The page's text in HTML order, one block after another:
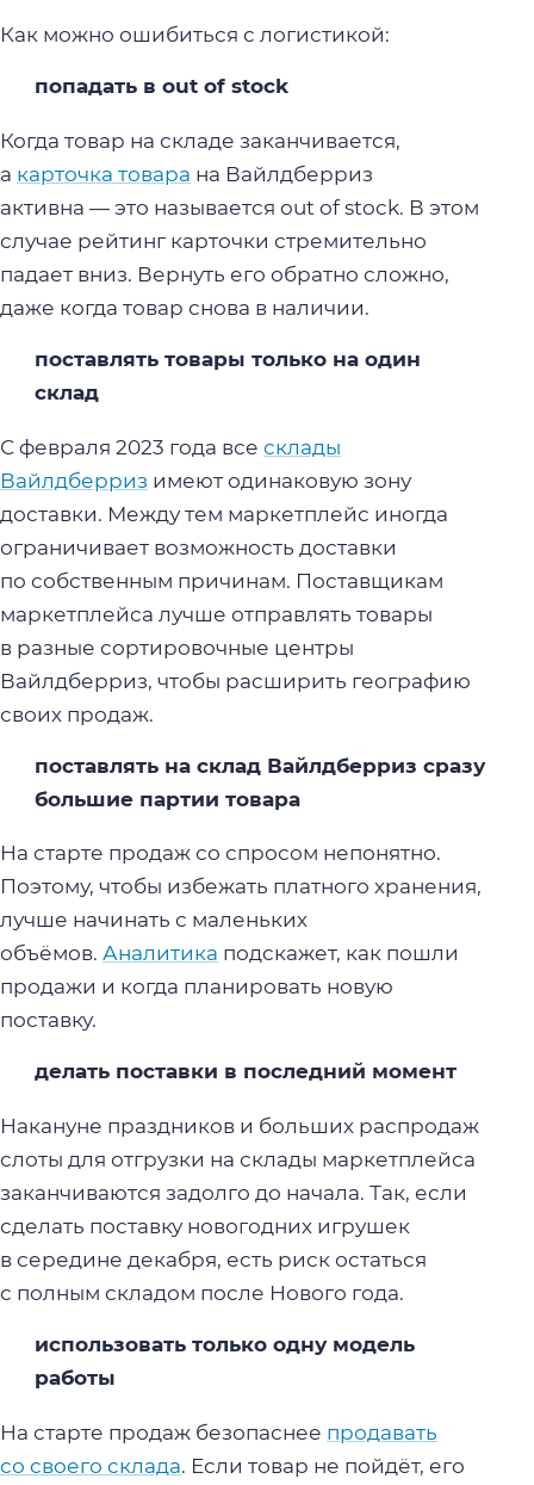
Как можно ошибиться с логистикой:
попадать в out of stock
Когда товар на складе заканчивается,
а карточка товара на Вайлдберриз
активна — это называется out of stock. В этом
случае рейтинг карточки стремительно
падает вниз. Вернуть его обратно сложно,
даже когда товар снова в наличии.
поставлять товары только на один
склад
С февраля 2023 года все склады
Вайлдберриз имеют одинаковую зону
доставки. Между тем маркетплейс иногда
ограничивает возможность доставки
по собственным причинам. Поставщикам
маркетплейса лучше отправлять товары
в разные сортировочные центры
Вайлдберриз, чтобы расширить географию
своих продаж.
поставлять на склад Вайлдберриз сразу
большие партии товара
На старте продаж со спросом непонятно.
Поэтому, чтобы избежать платного хранения,
лучше начинать с маленьких
объёмов. Аналитика подскажет, как пошли
продажи и когда планировать новую
поставку.
делать поставки в последний момент
Накануне праздников и больших распродаж
слоты для отгрузки на склады маркетплейса
заканчиваются задолго до начала. Так, если
сделать поставку новогодних игрушек
в середине декабря, есть риск остаться
с полным складом после Нового года.
использовать только одну модель
работы
На старте продаж безопаснее продавать
со своего склада. Если товар не пойдёт, его